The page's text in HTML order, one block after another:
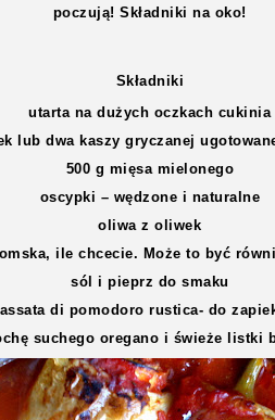
poczują! Składniki na oko!
Składniki
utarta na dużych oczkach cukinia
lub dwa kaszy gryczanej
500 g mięsa mielonego
oscypki – wędzone i naturalne
oliwa z oliwek
ile chcecie. Może to być
sól i pieprz do smaku
di pomodoro rustica- do
suchego oregano i świeże listki